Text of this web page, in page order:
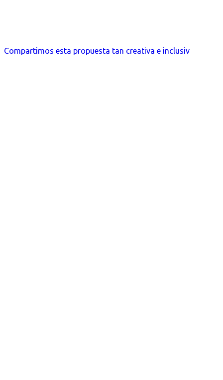
Compartimos esta propuesta tan creativa e inclusiv